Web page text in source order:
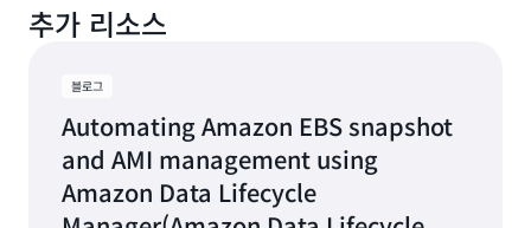
추가 리소스
블로그
Automating Amazon EBS snapshot
and AMI management using
Amazon Data Lifecycle